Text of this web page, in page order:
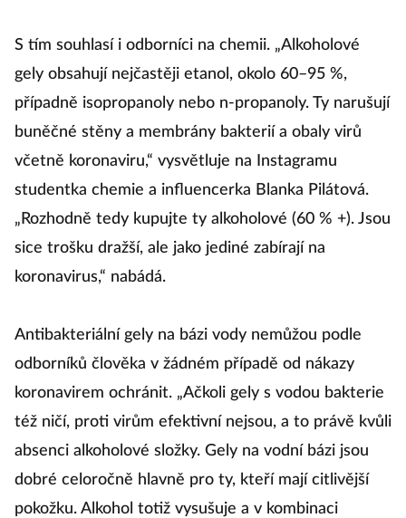
S tím souhlasí i odborníci na chemii. „Alkoholové
gely obsahují nejčastěji etanol, okolo 60–95 %,
případně isopropanoly nebo n-propanoly. Ty narušují
buněčné stěny a membrány bakterií a obaly virů
včetně koronaviru,“ vysvětluje na Instagramu
studentka chemie a influencerka Blanka Pilátová.
„Rozhodně tedy kupujte ty alkoholové (60 % +). Jsou
sice trošku dražší, ale jako jediné zabírají na
koronavirus,“ nabádá.
Antibakteriální gely na bázi vody nemůžou podle
odborníků člověka v žádném případě od nákazy
koronavirem ochránit. „Ačkoli gely s vodou bakterie
též ničí, proti virům efektivní nejsou, a to právě kvůli
absenci alkoholové složky. Gely na vodní bázi jsou
dobré celoročně hlavně pro ty, kteří mají citlivější
pokožku. Alkohol totiž vysušuje a v kombinaci